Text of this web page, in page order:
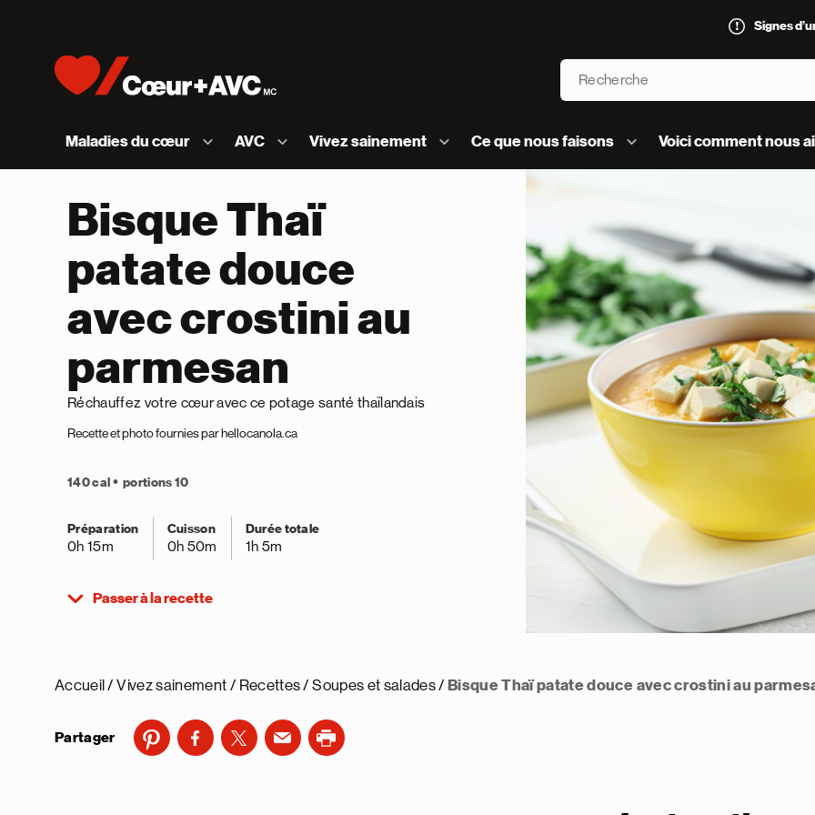
Signes
Recherche
Maladies du cœur AVC Vivez sainement Ce que nous faisons Voici comment nous
Bisque Thaï
patate douce
avec crostini au
parmesan
Réchauffez votre cœur avec ce potage santé thaïlandais
Recette et photo fournies par hellocanola.ca
140 cal portions 10
Préparation
0h 15m
Cuisson
0h 50m
Durée totale
1h 5m
Passer à la recette
Accueil Vivez sainement Recettes Soupes et salades Bisque Thaï patate douce avec crostini au
Partager